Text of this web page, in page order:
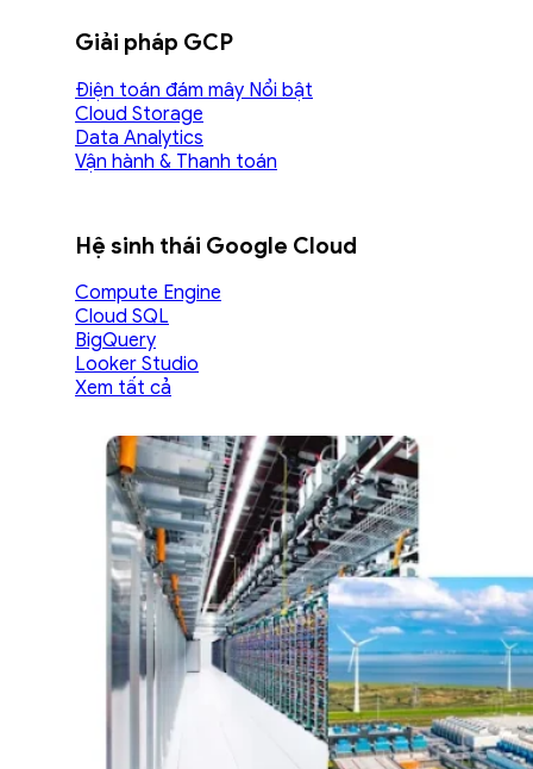
Giải pháp GCP
Điện toán đám mây
Cloud Storage
Data Analytics
Vận hành & Thanh toán
Hệ sinh thái Google Cloud
Compute Engine
Cloud SQL
BigQuery
Looker Studio
Xem tất cả